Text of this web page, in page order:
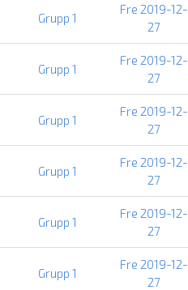
Grupp 1
Fre 2019-12-
27
Grupp 1
Fre 2019-12-
27
Grupp 1
Fre 2019-12-
27
Grupp 1
Fre 2019-12-
27
Grupp 1
Fre 2019-12-
27
Grupp 1
Fre 2019-12-
27